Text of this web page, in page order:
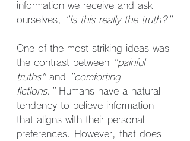
information we receive and ask
ourselves,
"Is this really the truth?"
One of the most striking ideas was
the contrast between
"painful
truths" and
"comforting
fictions." Humans have a natural
tendency to believe information
that aligns with their personal
preferences. However, that does